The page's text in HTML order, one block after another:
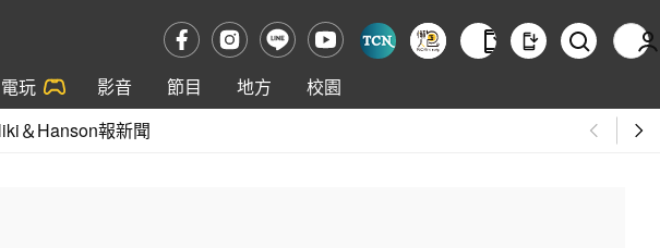
電玩 影音 節目 地方
校園
＆Hanson報新聞